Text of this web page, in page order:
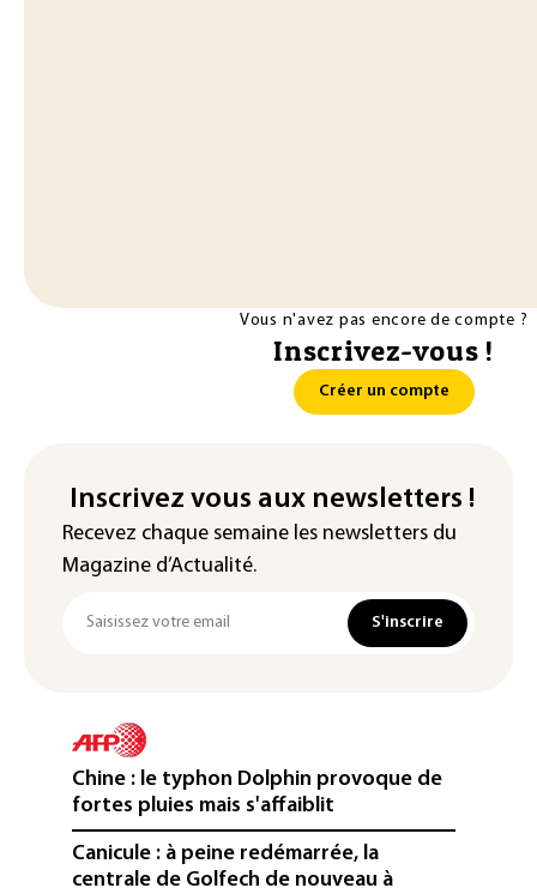
Vous n'avez pas encore de compte ?
Inscrivez-vous !
Créer un compte
Inscrivez vous aux newsletters !
Recevez chaque semaine les newsletters du
Magazine d’Actualité.
S'inscrire
Chine : le typhon Dolphin provoque de
fortes pluies mais s'affaiblit
Canicule : à peine redémarrée, la
centrale de Golfech de nouveau à